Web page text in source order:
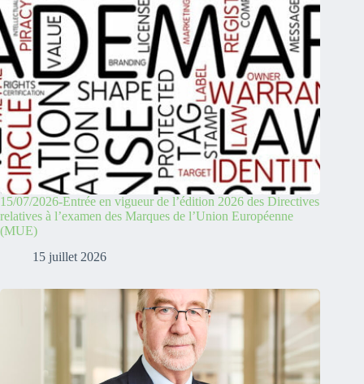
15/07/2026-Entrée en vigueur de l’édition 2026 des Directives
relatives à l’examen des Marques de l’Union Européenne
(MUE)
15 juillet 2026